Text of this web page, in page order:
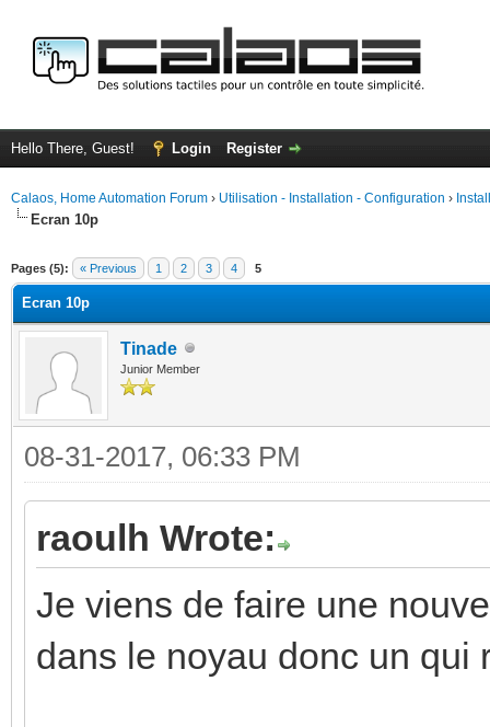
Hello There, Guest! Login Register
Calaos, Home Automation Forum › Utilisation - Installation - Configuration ›
Ecran 10p
Pages (5): « Previous 1 2 3 4 5
Ecran 10p
Tinade
Junior Member
08-31-2017, 06:33 PM
raoulh Wrote:
Je viens de faire une
dans le noyau donc un qui